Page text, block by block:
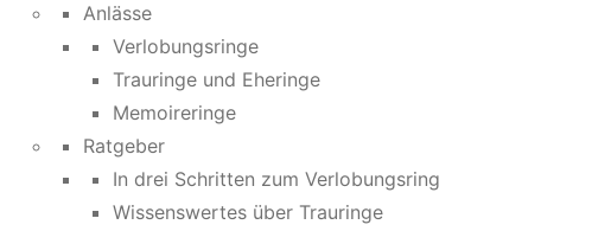
Anlässe
Verlobungsringe
Trauringe und Eheringe
Memoireringe
Ratgeber
In drei Schritten zum Verlobungsring
Wissenswertes über Trauringe